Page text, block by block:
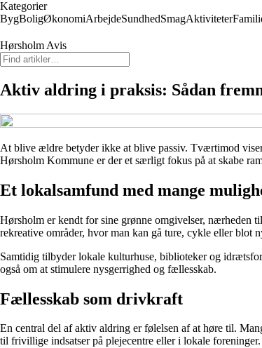
Kategorier
BygBoligØkonomiArbejdeSundhedSmagAktiviteter
Hørsholm Avis
Aktiv aldring i praksis: Sådan
At blive ældre betyder ikke at blive passiv. Tværtimod
Hørsholm Kommune er der et særligt fokus på at skabe
Et lokalsamfund med mange
Hørsholm er kendt for sine grønne omgivelser, nærheden
rekreative områder, hvor man kan gå ture, cykle eller
Samtidig tilbyder lokale kulturhuse, biblioteker og
også om at stimulere nysgerrighed og fællesskab.
Fællesskab som drivkraft
En central del af aktiv aldring er følelsen af at høre til.
til frivillige indsatser på plejecentre eller i lokale foreninger.